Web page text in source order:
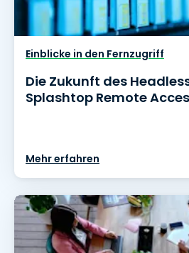
Einblicke in den Fernzugriff
Die Zukunft des
Splashtop Remote
Mehr erfahren